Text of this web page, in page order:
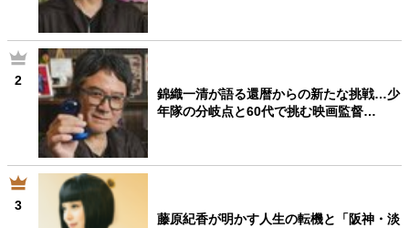
2
錦織一清が語る還暦からの新たな挑戦…少
年隊の分岐点と60代で挑む映画監督…
3
藤原紀香が明かす人生の転機と「阪神・淡